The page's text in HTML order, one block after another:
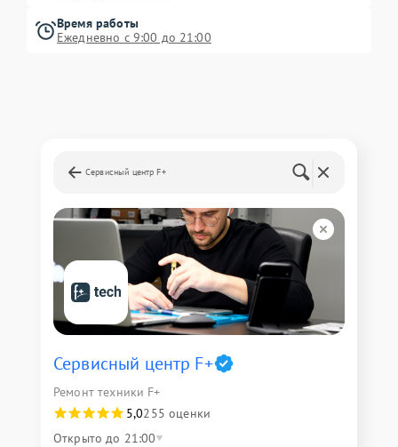
Время работы
Ежедневно с 9:00 до 21:00
Сервисный центр F+
Сервисный центр F+
Ремонт техники F+
5,0255 оценки
Открыто до 21:00